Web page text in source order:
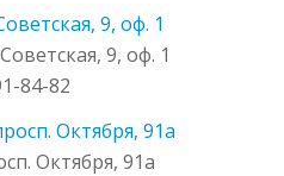
9, оф. 1
9, оф. 1
84-82
Октября, 91а
Октября, 91а